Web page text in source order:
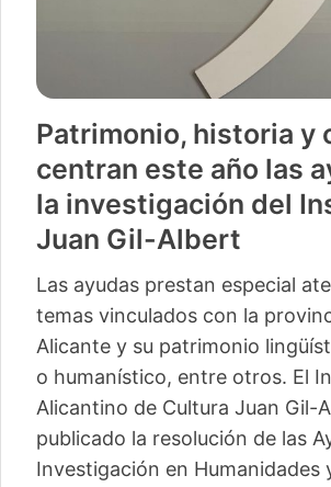
Patrimonio, historia y
centran este año las
la investigación del
Juan Gil-Albert
Las ayudas prestan especial
temas vinculados con la
Alicante y su patrimonio
o humanístico, entre otros. El
Alicantino de Cultura Juan Gil-
publicado la resolución de las
Investigación en Humanidades